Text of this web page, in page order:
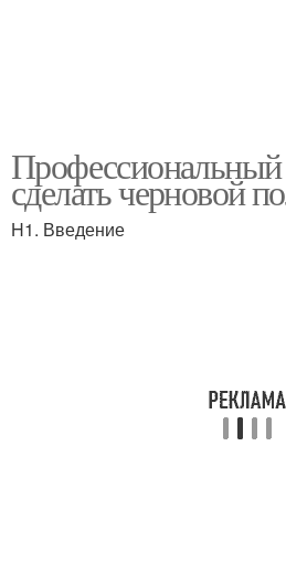
сделать черновой
H1. Введение